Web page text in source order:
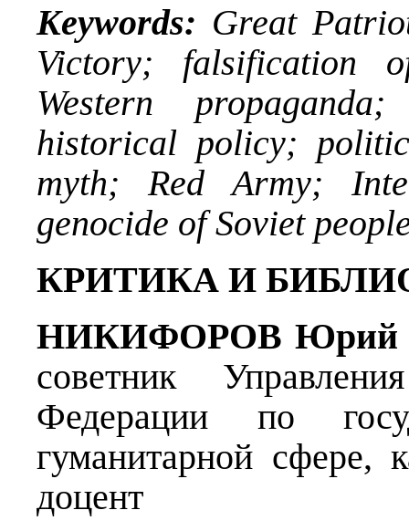
Keywords: Great
Victory; falsification
Western
historical policy;
myth; Red Army;
genocide of Soviet
КРИТИКА И
НИКИФОРОВЮрий
советник
Федерации по
гуманитарной сфере,
доцент